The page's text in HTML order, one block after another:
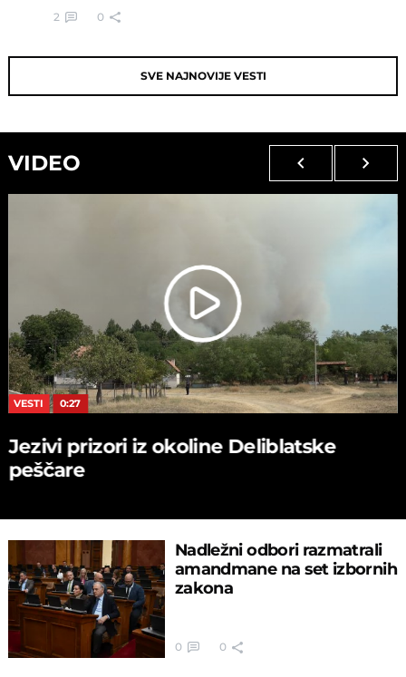
2 0
SVE NAJNOVIJE VESTI
VIDEO
VESTI 0:27
Jezivi prizori iz okoline Deliblatske
peščare
Nadležni odbori razmatrali
amandmane na set izbornih
zakona
0 0